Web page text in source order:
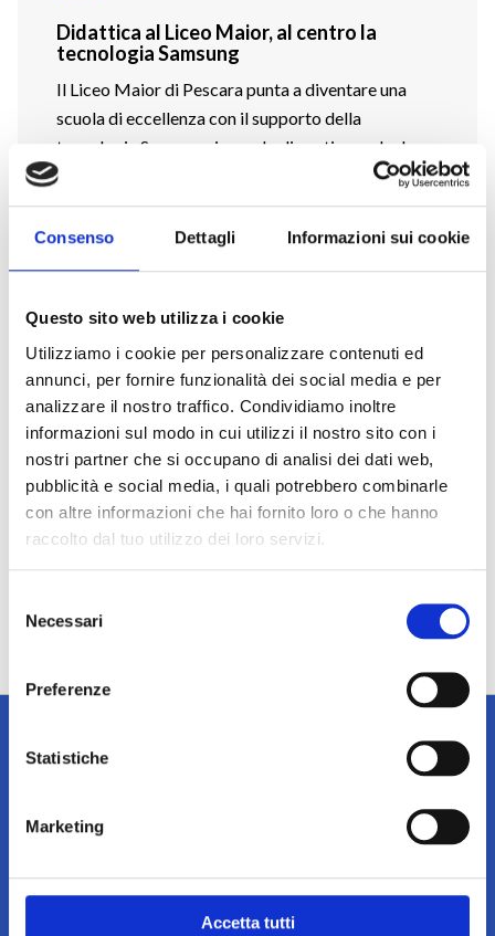
Consenso Dettagli Informazioni sui cookie
Questo sito web utilizza i cookie
Utilizziamo i cookie per personalizzare contenuti ed
annunci, per fornire funzionalità dei social media e per
analizzare il nostro traffico. Condividiamo inoltre
informazioni sul modo in cui utilizzi il nostro sito con i
nostri partner che si occupano di analisi dei dati web,
pubblicità e social media, i quali potrebbero combinarle
con altre informazioni che hai fornito loro o che hanno
raccolto dal tuo utilizzo dei loro servizi.
delNecessari
Preferenze
Statistiche
Marketing
Accetta tutti
Didattica al Liceo Maior, al centro la
tecnologia Samsung
Il Liceo Maior di Pescara punta a diventare una
scuola di eccellenza con il supporto della
tecnologia Samsung, in grado di gestire anche la
didattica a distanza. Ne parliamo con Rosario
Sgroi, Direttore Scolastico Il Liceo Maior di
Pescara è una scommessa nata durante
Iscriviti
Iscriviti